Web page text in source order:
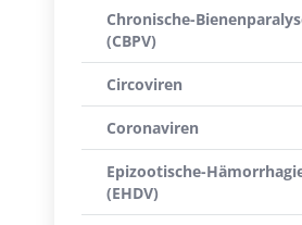
Chronische-
(CBPV)
Circoviren
Coronaviren
Epizootische-
(EHDV)